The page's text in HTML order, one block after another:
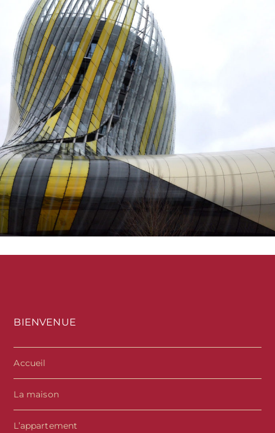
BIENVENUE
Accueil
La maison
L’appartement